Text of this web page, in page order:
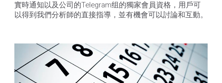
實時通知以及公司的Telegram组的獨家會員資格，用戶可
以得到我們分析師的直接指導，並有機會可以討論和互動。